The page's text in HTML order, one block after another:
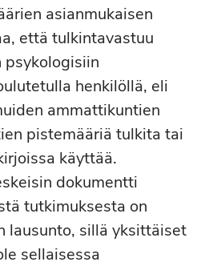
asianmukaisen
että tulkintavastuu
henkilöllä, eli
ammattikuntien
pistemääriä tulkita tai
käyttää.
dokumentti
tutkimuksesta on
lausunto, sillä yksittäiset
sellaisessa